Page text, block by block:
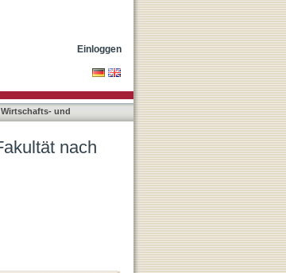
Einloggen
und
nach